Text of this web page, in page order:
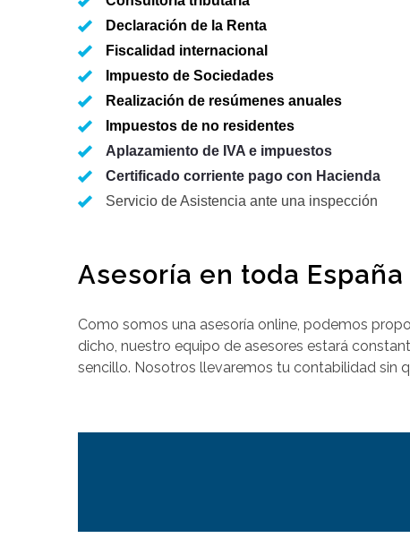
Declaración de la Renta
Fiscalidad internacional
Impuesto de Sociedades
Realización de resúmenes anuales
Impuestos de no residentes
Aplazamiento de IVA e impuestos
Certificado corriente pago con Hacienda
Servicio de Asistencia ante una inspección
Asesoría en toda España
Como somos una asesoría online, podemos
dicho, nuestro equipo de asesores estará
sencillo. Nosotros llevaremos tu contabilidad sin